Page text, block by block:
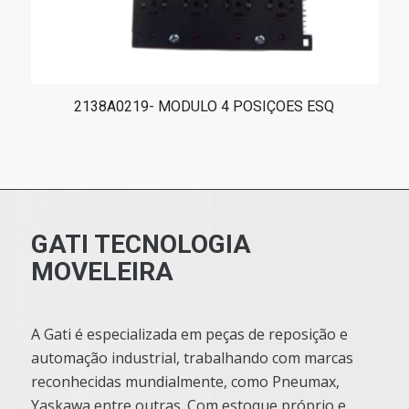
2138A0219- MODULO 4 POSIÇOES ESQ
GATI TECNOLOGIA
MOVELEIRA
A Gati é especializada em peças de reposição e
automação industrial, trabalhando com marcas
reconhecidas mundialmente, como Pneumax,